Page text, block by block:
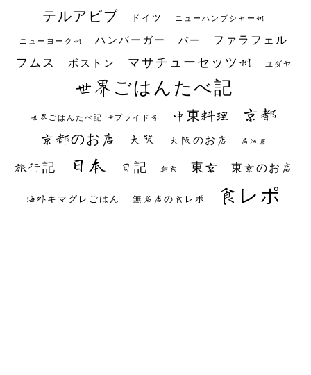
テルアビブ ドイツ ニューハンプシャー州
ニューヨーク州 ハンバーガー バー ファラフェル
フムス ボストン マサチューセッツ州 ユダヤ
世界ごはんたべ記
世界ごはんたべ記 #プライド号 中東料理 京都
京都のお店 大阪 大阪のお店 居酒屋
旅行記 日本 日記 朝食 東京 東京のお店
海外キマグレごはん 無名店の食レポ 食レポ